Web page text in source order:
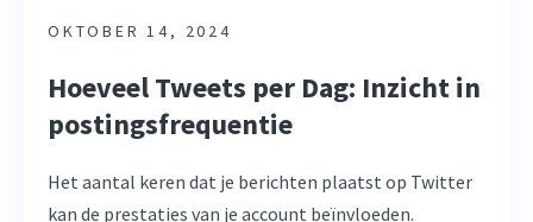
OKTOBER 14, 2024
Hoeveel Tweets per Dag: Inzicht in
postingsfrequentie
Het aantal keren dat je berichten plaatst op Twitter
kan de prestaties van je account beïnvloeden.